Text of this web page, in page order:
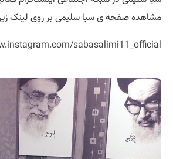
مشاهده صفحه ی سبا سلیمی بر روی لینک
sabasalimi11_official/